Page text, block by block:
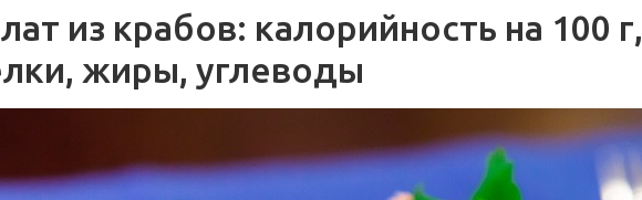
из крабов: калорийность на 100 г,
жиры, углеводы